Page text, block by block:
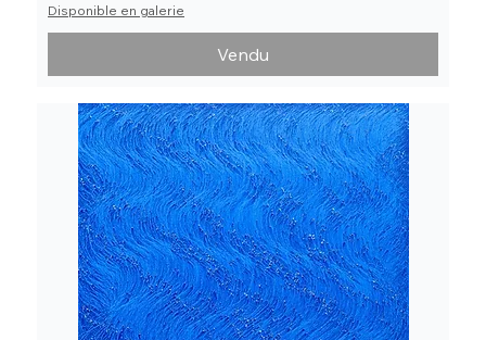
Disponible en galerie
Vendu